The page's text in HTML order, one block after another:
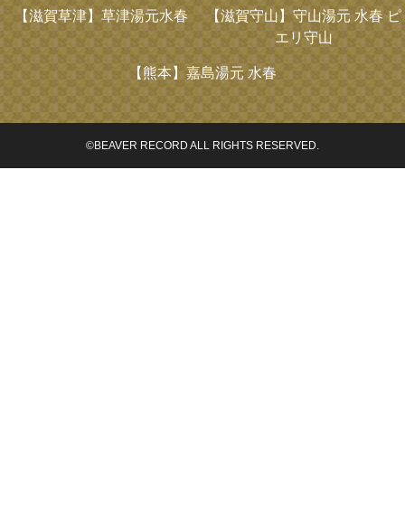
【滋賀草津】草津湯元水春 【滋賀守山】守山湯元 水春 ピ
エリ守山
【熊本】嘉島湯元 水春
©BEAVER RECORD ALL RIGHTS RESERVED.